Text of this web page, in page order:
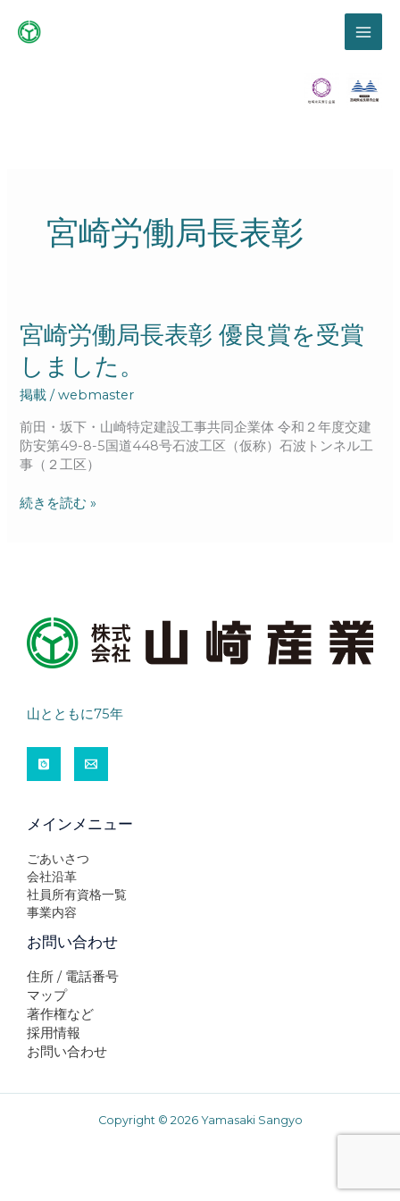
宮崎労働局長表彰
宮崎労働局長表彰 優良賞を受賞
しました。
掲載 /webmaster
前田・坂下・山崎特定建設工事共同企業体 令和２年度交建
防安第49-8-5国道448号石波工区（仮称）石波トンネル工
事（２工区）
宮
崎
労
働
局
長
表
彰
良
賞
し
た。
続きを読む »
山とともに75年
メインメニュー
ごあいさつ
会社沿革
社員所有資格一覧
事業内容
お問い合わせ
住所 / 電話番号
マップ
著作権など
採用情報
お問い合わせ
Copyright © 2026 Yamasaki Sangyo